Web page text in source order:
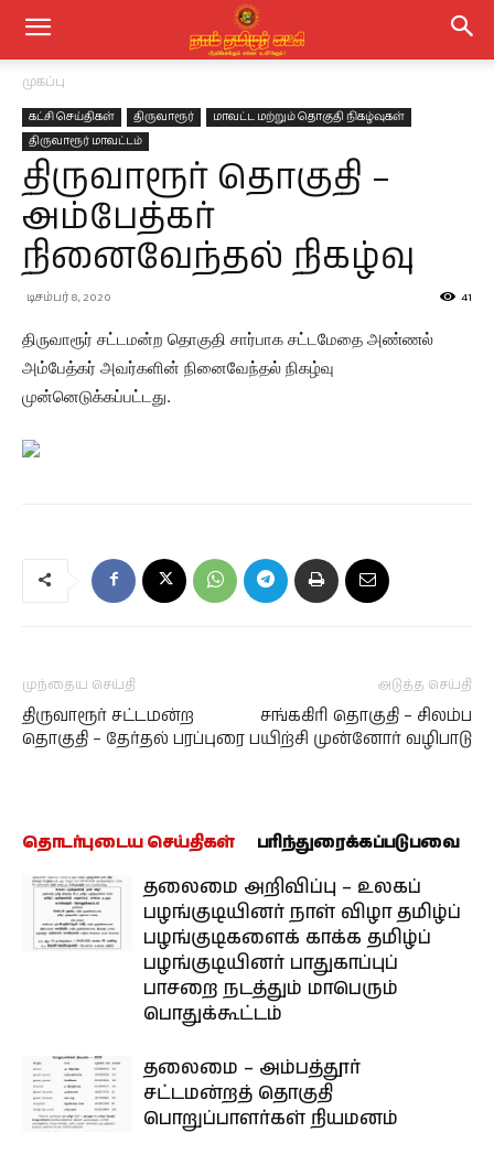
முகப்பு
கட்சி செய்திகள் திருவாரூர்
மாவட்ட மற்றும் தொகுதி நிகழ்வுகள்
திருவாரூர் மாவட்டம்
திருவாரூர் தொகுதி –
அம்பேத்கர்
நினைவேந்தல் நிகழ்வு
டிசம்பர் 8, 2020 41
திருவாரூர் சட்டமன்ற தொகுதி சார்பாக சட்டமேதை அண்ணல்
அம்பேத்கர் அவர்களின் நினைவேந்தல் நிகழ்வு
முன்னெடுக்கப்பட்டது.
முந்தைய செய்தி
திருவாரூர் சட்டமன்ற
தொகுதி – தேர்தல் பரப்புரை
அடுத்த செய்தி
சங்ககிரி தொகுதி – சிலம்ப
பயிற்சி முன்னோர் வழிபாடு
தொடர்புடைய செய்திகள் பரிந்துரைக்கப்படுபவை
தலைமை அறிவிப்பு – உலகப்
பழங்குடியினர் நாள் விழா தமிழ்ப்
பழங்குடிகளைக் காக்க தமிழ்ப்
பழங்குடியினர் பாதுகாப்புப்
பாசறை நடத்தும் மாபெரும்
பொதுக்கூட்டம்
தலைமை – அம்பத்தூர்
சட்டமன்றத் தொகுதி
பொறுப்பாளர்கள் நியமனம்